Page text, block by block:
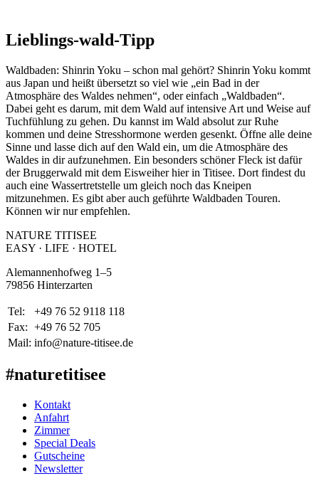
Lieblings-wald-Tipp
Waldbaden: Shinrin Yoku – schon mal gehört? Shinrin Yoku kommt
aus Japan und heißt übersetzt so viel wie „ein Bad in der
Atmosphäre des Waldes nehmen“, oder einfach „Waldbaden“.
Dabei geht es darum, mit dem Wald auf intensive Art und Weise auf
Tuchfühlung zu gehen. Du kannst im Wald absolut zur Ruhe
kommen und deine Stresshormone werden gesenkt. Öffne alle deine
Sinne und lasse dich auf den Wald ein, um die Atmosphäre des
Waldes in dir aufzunehmen. Ein besonders schöner Fleck ist dafür
der Bruggerwald mit dem Eisweiher hier in Titisee. Dort findest du
auch eine Wassertretstelle um gleich noch das Kneipen
mitzunehmen. Es gibt aber auch geführte Waldbaden Touren.
Können wir nur empfehlen.
NATURE TITISEE
EASY · LIFE · HOTEL
Alemannenhofweg 1–5
79856 Hinterzarten
Tel:
+49 76 52 9118 118
Fax: +49 76 52 705
Mail: info@nature-titisee.de
#naturetitisee
Kontakt
Anfahrt
Zimmer
Special Deals
Gutscheine
Newsletter